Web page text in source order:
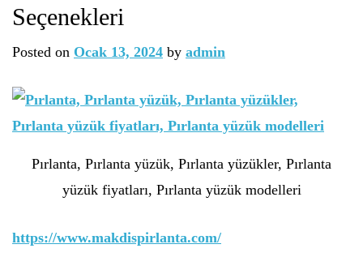
Seçenekleri
Posted on Ocak 13, 2024 by admin
Pırlanta, Pırlanta yüzük, Pırlanta yüzükler, Pırlanta
yüzük fiyatları, Pırlanta yüzük modelleri
https://www.makdispirlanta.com/